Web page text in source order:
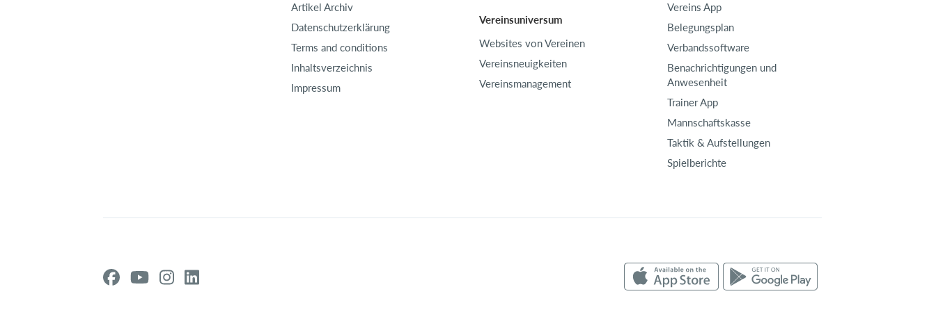
Artikel Archiv
Datenschutzerklärung
Terms and conditions
Inhaltsverzeichnis
Impressum
Vereinsuniversum
Websites von Vereinen
Vereinsneuigkeiten
Vereinsmanagement
Vereins App
Belegungsplan
Verbandssoftware
Benachrichtigungen und
Anwesenheit
Trainer App
Mannschaftskasse
Taktik & Aufstellungen
Spielberichte